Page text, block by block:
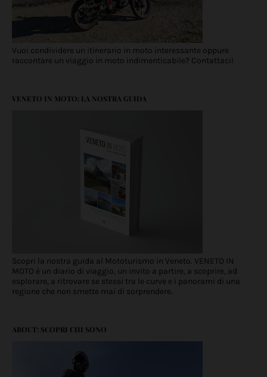
Vuoi condividere un itinerario in moto interessante oppure
raccontare un viaggio in moto indimenticabile? Contattaci!
VENETO IN MOTO: LA NOSTRA GUIDA
Scopri la nostra guida al Mototurismo in Veneto. VENETO IN
MOTO è un diario di viaggio, un invito a partire, a scoprire, ad
esplorare, a ritrovare se stessi tra le curve e i panorami di una
regione che non smette mai di sorprendere.
ABOUT: SCOPRI CHI SONO